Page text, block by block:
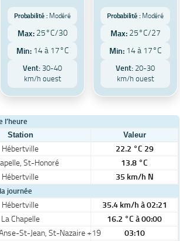
Probabilité : Modéré
Max: 25°C/30
Min: 14 à 17°C
Vent: 30-40
km/h ouest
Probabilité : Modéré
Max: 25°C/27
Min: 14 à 17°C
Vent: 20-30
km/h ouest
l’heure
Station Valeur
Hébertville
22.2 °C 29
St-Honoré
13.8 °C
Hébertville 35 km/h N
journée
Hébertville
35.4 km/h à 02:21
La Chapelle
16.2 °C à 00:00
St-Jean, St-Nazaire +19
03:10